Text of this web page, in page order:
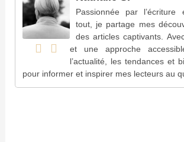
Passionnée par
tout, je partage mes
des articles captivants.
et une approche
l’actualité, les tendances et
pour informer et inspirer mes lecteurs au